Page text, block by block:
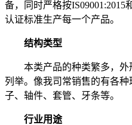
备，同时严格按IS09001:2015
认证标准生产每一个产品。
结构类型
本类产品的种类繁多，外
列举。像我司常销售的有各
子、轴件、套管、牙条等。
行业用途